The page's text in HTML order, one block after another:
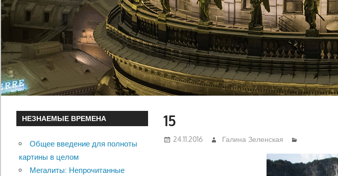
15
24.11.2016 Галина Зеленская
НЕЗНАЕМЫЕ ВРЕМЕНА
Общее введение для полноты
картины в целом
Мегалиты: Непрочитанные